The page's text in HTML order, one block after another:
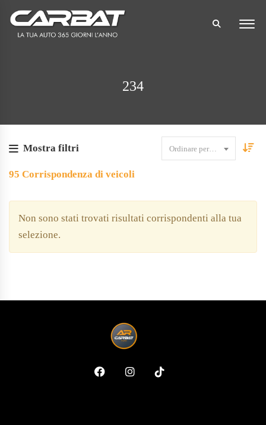
234
Mostra filtri Ordinare per data
95 Corrispondenza di veicoli
Non sono stati trovati risultati corrispondenti alla tua
selezione.